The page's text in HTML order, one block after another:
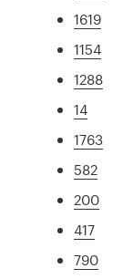
1619
1154
1288
14
1763
582
200
417
790